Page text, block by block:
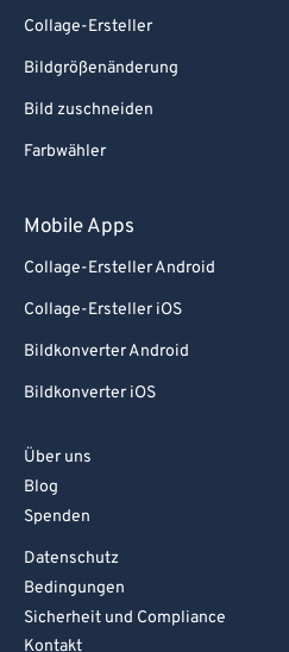
Collage-Ersteller
Bildgrößenänderung
Bild zuschneiden
Farbwähler
Mobile Apps
Collage-Ersteller Android
Collage-Ersteller iOS
Bildkonverter Android
Bildkonverter iOS
Über uns
Blog
Spenden
Datenschutz
Bedingungen
Sicherheit und Compliance
Kontakt